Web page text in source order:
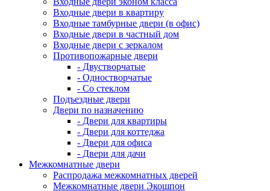
Входные двери в квартиру
Входные тамбурные двери (в офис)
Входные двери в частный дом
Входные двери с зеркалом
Противопожарные двери
- Двустворчатые
- Одностворчатые
- Со стеклом
Подъездные двери
Двери по назначению
- Двери для квартиры
- Двери для коттеджа
- Двери для офиса
- Двери для дачи
Межкомнатные двери
Распродажа межкомнатных дверей
Межкомнатные двери Экошпон